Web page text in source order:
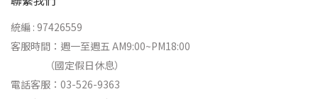
統編 : 97426559
客服時間：週一至週五 AM9:00~PM18:00
（國定假日休息）
電話客服：03-526-9363